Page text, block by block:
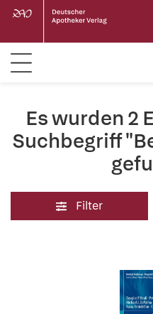
Es wurden 2
Suchbegriff
Filter